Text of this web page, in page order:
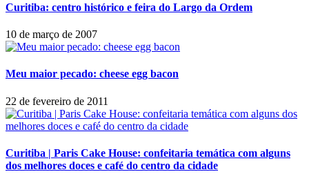
Curitiba: centro histórico e feira do Largo da Ordem
10 de março de 2007
Meu maior pecado: cheese egg bacon
22 de fevereiro de 2011
Curitiba | Paris Cake House: confeitaria temática com alguns
dos melhores doces e café do centro da cidade